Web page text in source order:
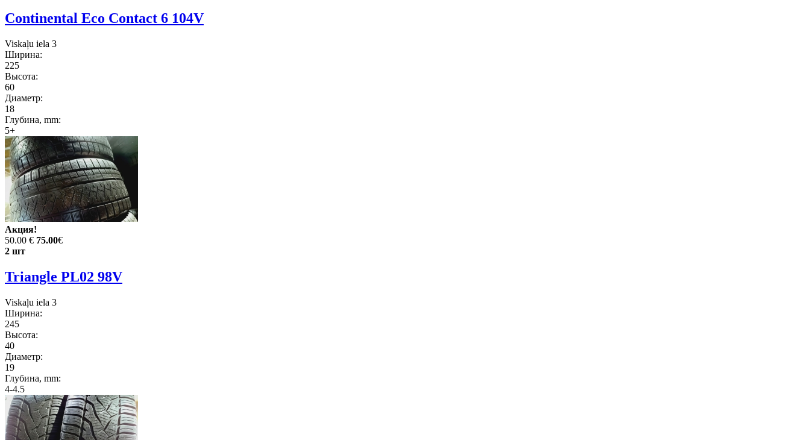
Continental Eco Contact 6 104V
Viskaļu iela 3
Ширина:
225
Высота:
60
Диаметр:
18
Глубина, mm:
5+
Акция!
50.00 € 75.00€
2 шт
Triangle PL02 98V
Viskaļu iela 3
Ширина:
245
Высота:
40
Диаметр:
19
Глубина, mm:
4-4.5